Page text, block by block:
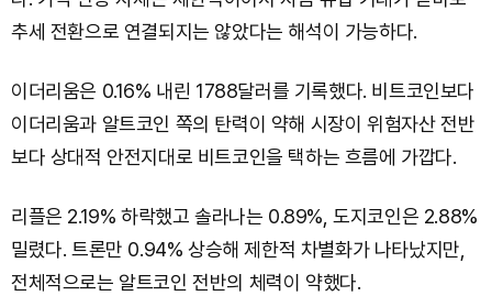
추세 전환으로 연결되지는 않았다는 해석이 가능하다.
이더리움은 0.16% 내린 1788달러를 기록했다. 비트코인보다
이더리움과 알트코인 쪽의 탄력이 약해 시장이 위험자산 전반
보다 상대적 안전지대로 비트코인을 택하는 흐름에 가깝다.
리플은 2.19% 하락했고 솔라나는 0.89%, 도지코인은 2.88%
밀렸다. 트론만 0.94% 상승해 제한적 차별화가 나타났지만,
전체적으로는 알트코인 전반의 체력이 약했다.